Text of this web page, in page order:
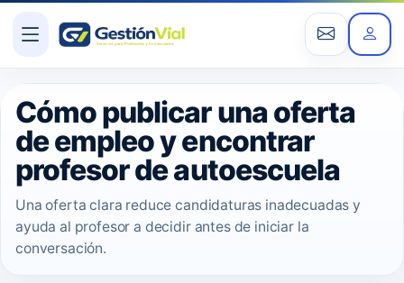
Cómo publicar una oferta
de empleo y encontrar
profesor de autoescuela
Una oferta clara reduce candidaturas inadecuadas y
ayuda al profesor a decidir antes de iniciar la
conversación.